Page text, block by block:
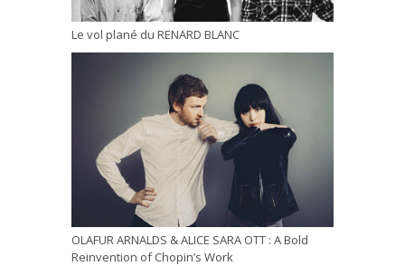
Le vol plané du RENARD BLANC
OLAFUR ARNALDS & ALICE SARA OTT : A Bold
Reinvention of Chopin’s Work